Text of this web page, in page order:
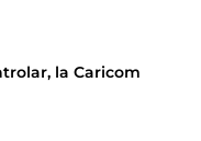
la Caricom